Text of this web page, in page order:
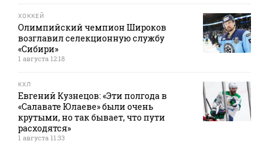
ХОККЕЙ
Олимпийский чемпион Широков
возглавил селекционную службу
«Сибири»
1 августа 12:18
КХЛ
Евгений Кузнецов: «Эти полгода в
«Салавате Юлаеве» были очень
крутыми, но так бывает, что пути
расходятся»
1 августа 11:33